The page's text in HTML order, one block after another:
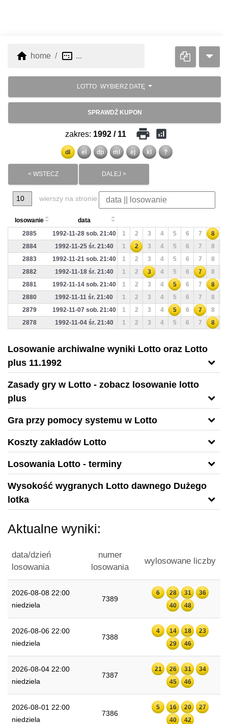
home home image_aspect_ratio ...
LOTTO WYBIERZ DATĘ
SPRAWDŹ KUPON
zakres: 1992 / 11 print analytics
dl el dp ml ej kl ?
< WSTECZ DALEJ >
wierszy na stronie
losowanie
data
2885
1992-11-28 sob. 21:40 1 2 3 4 5 6 7 8
2884
1992-11-25 śr. 21:40 1 2 3 4 5 6 7 8
2883
1992-11-21 sob. 21:40 1 2 3 4 5 6 7 8
2882
1992-11-18 śr. 21:40 1 2 3 4 5 6 7 8
2881
1992-11-14 sob. 21:40 1 2 3 4 5 6 7 8
2880
1992-11-11 śr. 21:40 1 2 3 4 5 6 7 8
2879
1992-11-07 sob. 21:40 1 2 3 4 5 6 7 8
2878
1992-11-04 śr. 21:40 1 2 3 4 5 6 7 8
Losowanie archiwalne wyniki Lotto oraz Lotto
plus 11.1992
Zasady gry w Lotto - zobacz losowanie lotto
plus
Gra przy pomocy systemu w Lotto
Koszty zakładów Lotto
Losowania Lotto - terminy
Wysokość wygranych Lotto dawnego Dużego
lotka
Aktualne wyniki:
data/dzień
losowania
numer
losowania
wylosowane liczby
2026-08-08 22:00
niedziela
7389
6 28 31
36
40
48
2026-08-06 22:00
niedziela
7388
4 14 18
23
29
46
2026-08-04 22:00
niedziela
7387
21 26 31
34
45
46
2026-08-01 22:00
niedziela
7386
5 16 20
27
40
42